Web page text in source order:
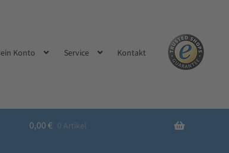
Konto Service Kontakt
0,00 € 0 Artikel